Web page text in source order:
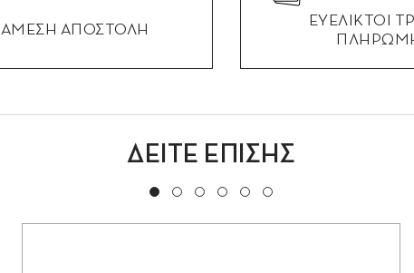
ΑΜΕΣΗ ΑΠΟΣΤΟΛΗ
ΕΥΕΛΙΚΤΟΙ
ΔΕΙΤΕ ΕΠΙΣΗΣ